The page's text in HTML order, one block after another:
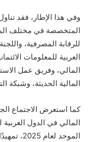
وفي هذا الإطار، فقد
المتخصصة في مختلف
للرقابة المصرفية،
العربية للمعلومات
المالي، وفريق عمل
المالية الحديثة، وشبكة
كما استعرض الاجتماع
المالي في الدول العربية لعام
الموحد لعام 2025،